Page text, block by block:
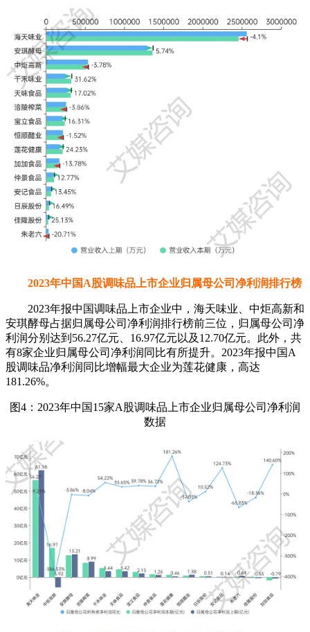
2023年中国A股调味品上市企业归属母公司净利润排行榜
2023年报中国调味品上市企业中，海天味业、中炬高新和
安琪酵母占据归属母公司净利润排行榜前三位，归属母公司净
利润分别达到56.27亿元、16.97亿元以及12.70亿元。此外，共
有8家企业归属母公司净利润同比有所提升。2023年报中国A
股调味品净利润同比增幅最大企业为莲花健康，高达
181.26%。
图4：2023年中国15家A股调味品上市企业归属母公司净利润
数据